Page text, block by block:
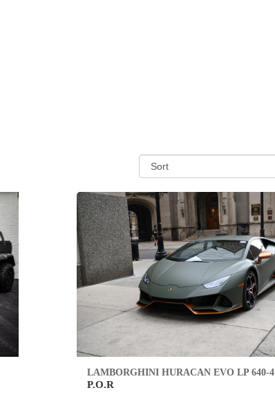
LAMBORGHINI HURACAN EVO LP 640-4
P.O.R